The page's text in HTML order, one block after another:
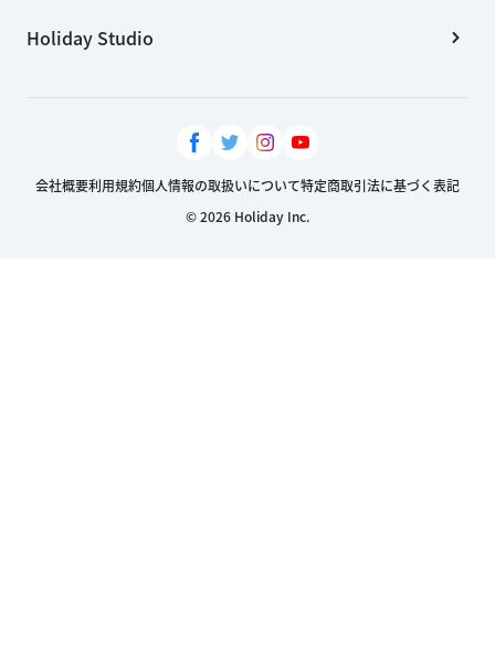
Holiday Studio
会社概要利用規約個人情報の取扱いについて特定商取引法に基づく表記
© 2026 Holiday Inc.